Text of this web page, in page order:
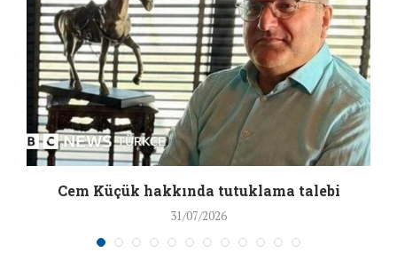
Cem Küçük hakkında tutuklama talebi
31/07/2026